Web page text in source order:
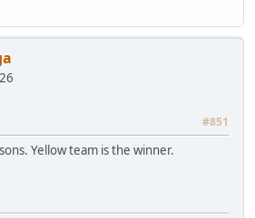
#851
Yellow team is the winner.